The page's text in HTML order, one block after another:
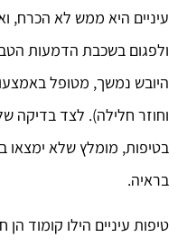
עיניים היא ממש לא הכרח,
ולפגום בשכבת הדמעות
היובש נמשך, מטופל
וחוזר חלילה). לצד בדיקה
בטיפות, מומלץ שלא ימצאו
בראיה.
טיפות עיניים הילו קומוד